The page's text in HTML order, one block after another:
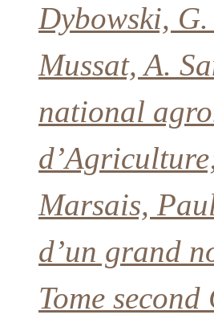
Dybowski,
Mussat, A.
national
Marsais,
d’un grand
Tome